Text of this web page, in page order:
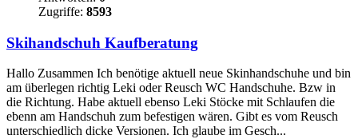
Zugriffe: 8593
Skihandschuh Kaufberatung
Hallo Zusammen Ich benötige aktuell neue Skinhandschuhe und bin
am überlegen richtig Leki oder Reusch WC Handschuhe. Bzw in
die Richtung. Habe aktuell ebenso Leki Stöcke mit Schlaufen die
ebenn am Handschuh zum befestigen wären. Gibt es vom Reusch
unterschiedlich dicke Versionen. Ich glaube im Gesch...